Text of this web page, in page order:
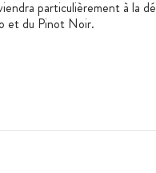
particulièrement à la
et du Pinot Noir.